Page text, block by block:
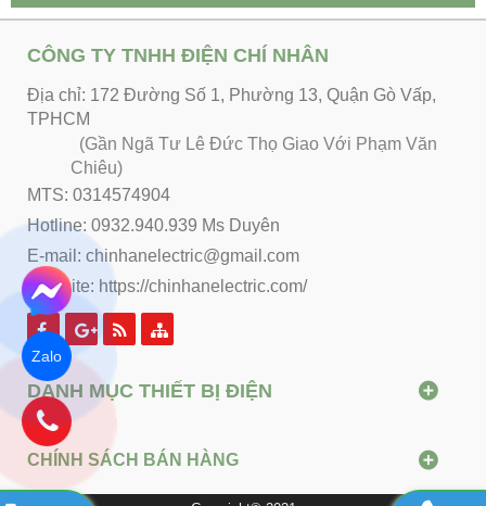
CÔNG TY TNHH ĐIỆN CHÍ NHÂN
Địa chỉ: 172 Đường Số 1, Phường 13, Quận Gò Vấp,
TPHCM
(Gần Ngã Tư Lê Đức Thọ Giao Với Phạm Văn
Chiêu)
MTS: 0314574904
Hotline: 0932.940.939 Ms Duyên
E-mail: chinhanelectric@gmail.com
Website: https://chinhanelectric.com/
DANH MỤC THIẾT BỊ ĐIỆN
CHÍNH SÁCH BÁN HÀNG
Zalo